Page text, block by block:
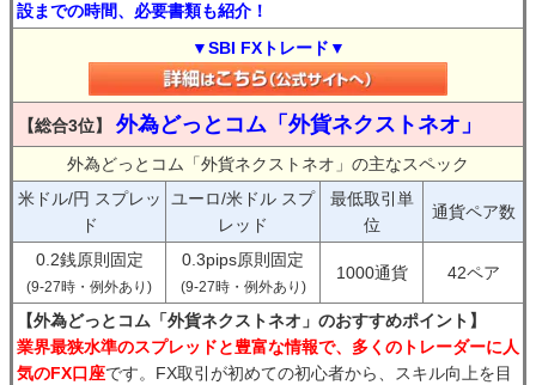
設までの時間、必要書類も紹介！
▼SBI FXトレード▼
【総合3位】 外為どっとコム「外貨ネクストネオ」
外為どっとコム「外貨ネクストネオ」の主なスペック
米ドル/円 スプレッ
ド
ユーロ/米ドル スプ
レッド
最低取引単
位
通貨ペア数
0.2銭原則固定
(9-27時・例外あり)
0.3pips原則固定
(9-27時・例外あり)
1000通貨 42ペア
【外為どっとコム「外貨ネクストネオ」のおすすめポイント】
業界最狭水準のスプレッドと豊富な情報で、多くのトレーダーに人
気のFX口座です。FX取引が初めての初心者から、スキル向上を目